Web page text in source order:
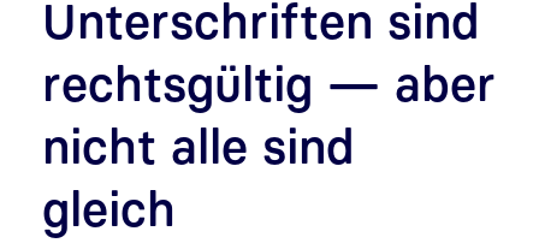
Unterschriften sind
rechtsgültig — aber
nicht alle sind
gleich